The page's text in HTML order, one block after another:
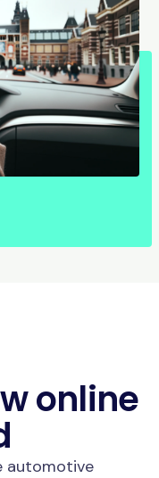
online
automotive